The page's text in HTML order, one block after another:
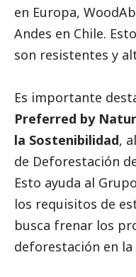
en Europa,
Andes en Chile.
son resistentes y
Es importante
Preferred by
la Sostenibilidad,
de Deforestación
Esto ayuda al
los requisitos de
busca frenar los
deforestación en la